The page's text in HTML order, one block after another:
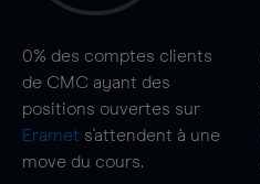
0% des comptes clients
de CMC ayant des
positions ouvertes sur
Eramet s'attendent à une
move du cours.